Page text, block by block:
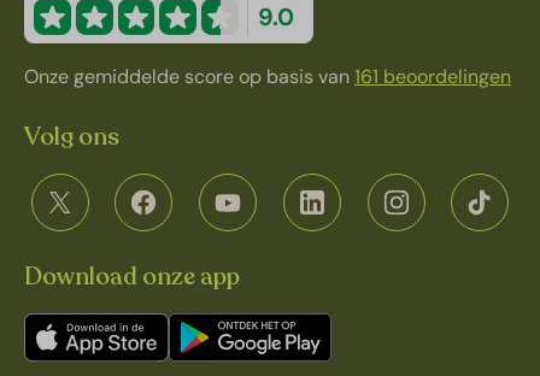
9.0
Onze gemiddelde score op basis van161 beoordelingen
Volg ons
Download onze app